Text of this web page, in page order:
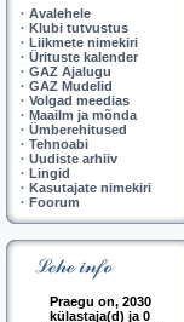
· Avalehele
· Klubi tutvustus
· Liikmete nimekiri
· Ürituste kalender
· GAZ Ajalugu
· GAZ Mudelid
· Volgad meedias
· Maailm ja mõnda
· Ümberehitused
· Tehnoabi
· Uudiste arhiiv
· Lingid
· Kasutajate nimekiri
· Foorum
Praegu on, 2030
külastaja(d) ja 0